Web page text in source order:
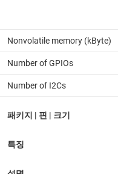
Nonvolatile memory (kByte)
Number of GPIOs
Number of I2Cs